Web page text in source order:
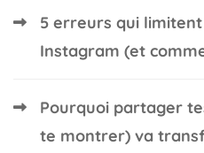
5 erreurs qui
Instagram (et
Pourquoi partager
te montrer) va